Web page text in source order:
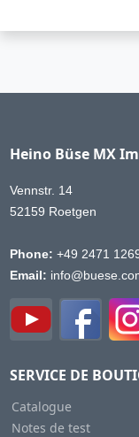
Heino Büse MX
Vennstr. 14
52159 Roetgen
Phone: +49 2471
Email:
SERVICE DE
Catalogue
Notes de test